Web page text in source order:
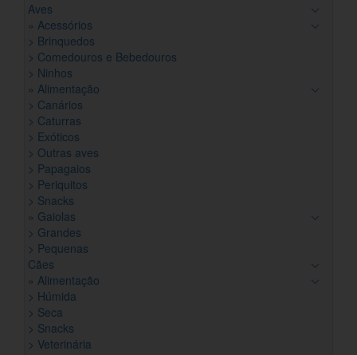
Aves
» Acessórios
> Brinquedos
> Comedouros e Bebedouros
> Ninhos
» Alimentação
> Canários
> Caturras
> Exóticos
> Outras aves
> Papagaios
> Periquitos
> Snacks
» Gaiolas
> Grandes
> Pequenas
Cães
» Alimentação
> Húmida
> Seca
> Snacks
> Veterinária